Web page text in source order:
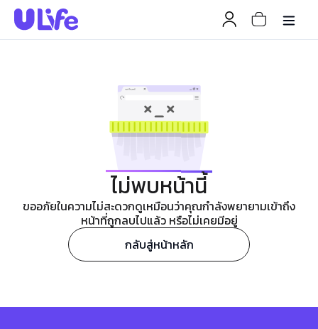
ไม่พบหน้านี้
ขออภัยในความไม่สะดวกดูเหมือนว่าคุณกำลังพยายามเข้าถึง
หน้าที่ถูกลบไปแล้ว หรือไม่เคยมีอยู่
กลับสู่หน้าหลัก